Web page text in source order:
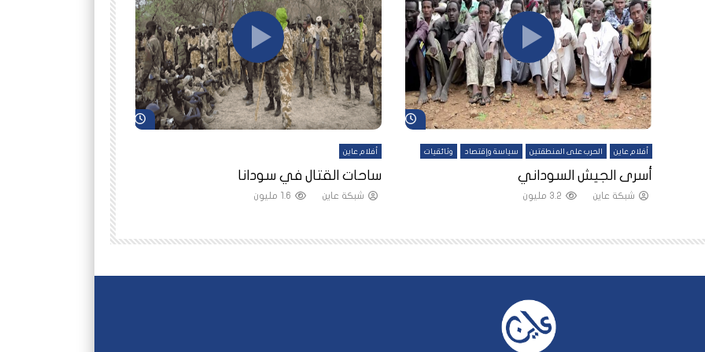
شاهد لاحقاً شاهد لاحقاً
أفلام عاين الحرب على المنطقتين سياسة وإقتصاد وثائقيات
أسرى الجيش السوداني
شبكة عاين 3.2 مليون
شاهد لاحقاً
أفلام عاين
ساحات القتال في سودانا
شبكة عاين 1.6 مليون
رانيا مأمون: الثمن